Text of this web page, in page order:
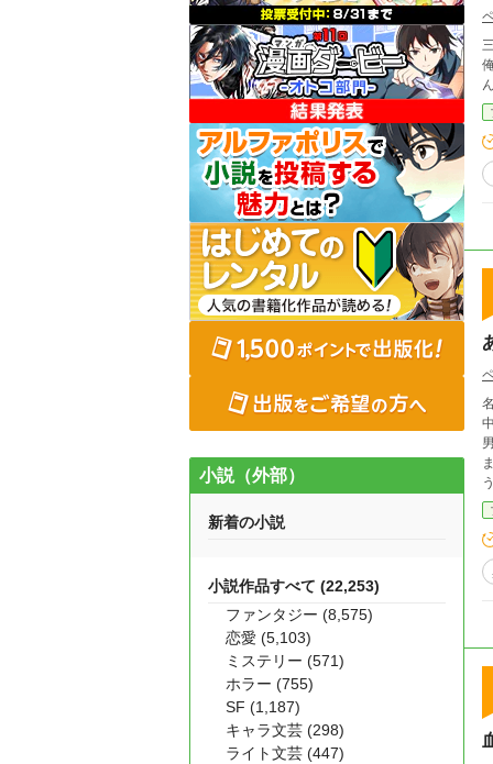
俺
小説（外部）
新着の小説
小説作品すべて (22,253)
ファンタジー (8,575)
恋愛 (5,103)
ミステリー (571)
ホラー (755)
SF (1,187)
キャラ文芸 (298)
ライト文芸 (447)